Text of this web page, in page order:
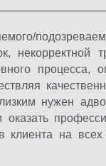
некорректной
процесса,
нужен
на всех